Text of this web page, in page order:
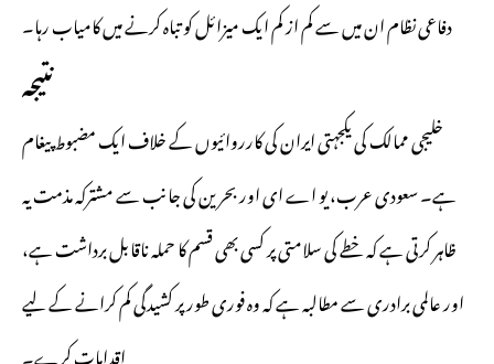
دفاعی نظام ان میں سے کم از کم ایک میزائل کو تباہ کرنے میں کامیاب رہا۔
نتیجہ
خلیجی ممالک کی یکجہتی ایران کی کارروائیوں کے خلاف ایک مضبوط پیغام
ہے۔ سعودی عرب، یو اے ای اور بحرین کی جانب سے مشترکہ مذمت یہ
ظاہر کرتی ہے کہ خطے کی سلامتی پر کسی بھی قسم کا حملہ ناقابل برداشت ہے،
اور عالمی برادری سے مطالبہ ہے کہ وہ فوری طور پر کشیدگی کم کرانے کے لیے
اقدامات کرے۔